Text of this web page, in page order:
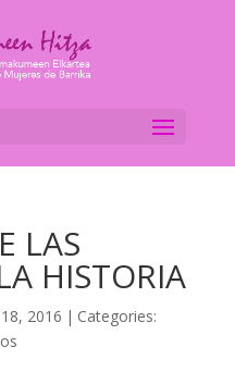
LAS
HISTORIA
2016 | Categories: